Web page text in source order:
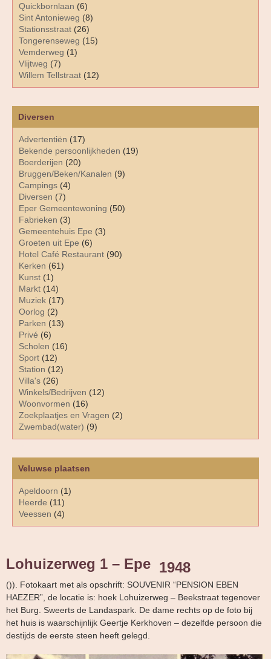
Diversen
Advertentiën (17)
Bekende persoonlijkheden (19)
Boerderijen (20)
Bruggen/Beken/Kanalen (9)
Campings (4)
Diversen (7)
Eper Gemeentewoning (50)
Fabrieken (3)
Gemeentehuis Epe (3)
Groeten uit Epe (6)
Hotel Café Restaurant (90)
Kerken (61)
Kunst (1)
Markt (14)
Muziek (17)
Oorlog (2)
Parken (13)
Privé (6)
Scholen (16)
Sport (12)
Station (12)
Villa's (26)
Winkels/Bedrijven (12)
Woonvormen (16)
Zoekplaatjes en Vragen (2)
Zwembad(water) (9)
Quickbornlaan (6)
Sint Antonieweg (8)
Stationsstraat (26)
Tongerenseweg (15)
Vemderweg (1)
Vlijtweg (7)
Willem Tellstraat (12)
Veluwse plaatsen
Apeldoorn (1)
Heerde (11)
Veessen (4)
Lohuizerweg 1 – Epe 1948
()). Fotokaart met als opschrift: SOUVENIR “PENSION EBEN
HAEZER”, de locatie is: hoek Lohuizerweg – Beekstraat tegenover
het Burg. Sweerts de Landaspark. De dame rechts op de foto bij
het huis is waarschijnlijk Geertje Kerkhoven – dezelfde persoon die
destijds de eerste steen heeft gelegd.